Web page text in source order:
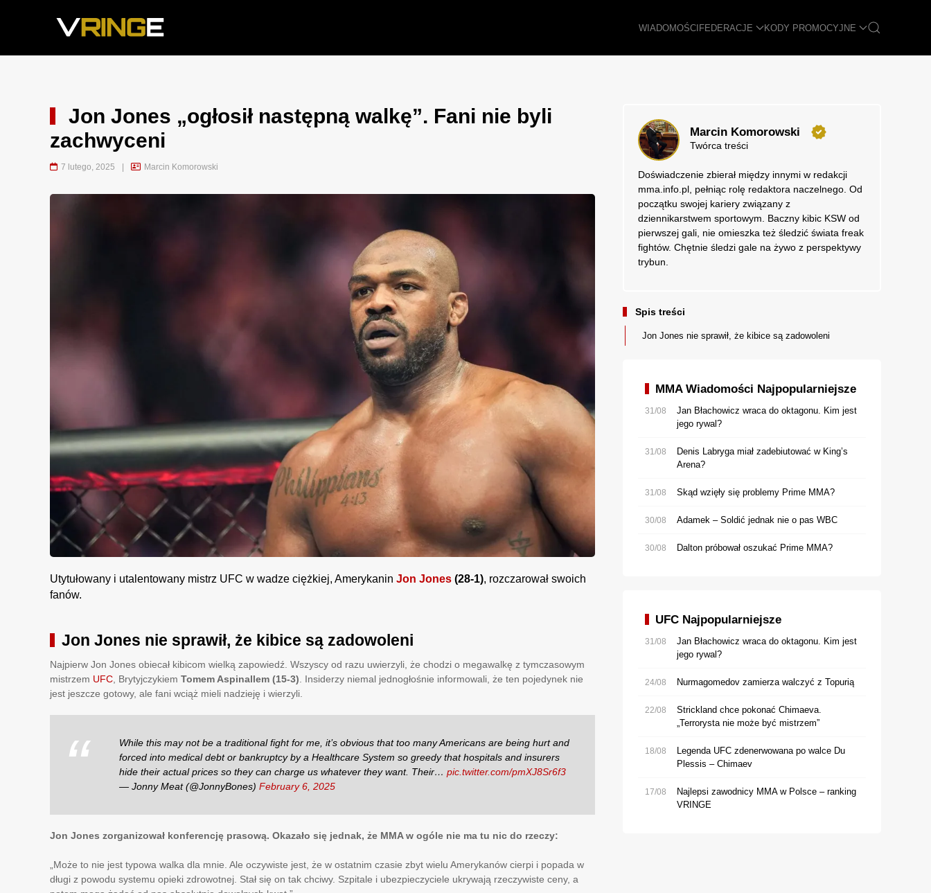
WIADOMOŚCIFEDERACJE KODY PROMOCYJNE
Jon Jones „ogłosił następną walkę”. Fani nie byli
zachwyceni
7 lutego, 2025 | Marcin Komorowski
Utytułowany i utalentowany mistrz UFC w wadze ciężkiej, Amerykanin Jon Jones (28-1), rozczarował swoich
fanów.
Jon Jones nie sprawił, że kibice są zadowoleni
Najpierw Jon Jones obiecał kibicom wielką zapowiedź. Wszyscy od razu uwierzyli, że chodzi o megawalkę z tymczasowym
mistrzem UFC, Brytyjczykiem Tomem Aspinallem (15-3). Insiderzy niemal jednogłośnie informowali, że ten pojedynek nie
jest jeszcze gotowy, ale fani wciąż mieli nadzieję i wierzyli.
While this may not be a traditional fight for me, it’s obvious that too many Americans are being hurt and
forced into medical debt or bankruptcy by a Healthcare System so greedy that hospitals and insurers
hide their actual prices so they can charge us whatever they want. Their… pic.twitter.com/pmXJ8Sr6f3
— Jonny Meat (@JonnyBones) February 6, 2025
Jon Jones zorganizował konferencję prasową. Okazało się jednak, że MMA w ogóle nie ma tu nic do rzeczy:
„Może to nie jest typowa walka dla mnie. Ale oczywiste jest, że w ostatnim czasie zbyt wielu Amerykanów cierpi i popada w
długi z powodu systemu opieki zdrowotnej. Stał się on tak chciwy. Szpitale i ubezpieczyciele ukrywają rzeczywiste ceny, a
Marcin Komorowski
Twórca treści
Doświadczenie zbierał między innymi w redakcji
mma.info.pl, pełniąc rolę redaktora naczelnego. Od
początku swojej kariery związany z
dziennikarstwem sportowym. Baczny kibic KSW od
pierwszej gali, nie omieszka też śledzić świata freak
fightów. Chętnie śledzi gale na żywo z perspektywy
trybun.
Spis treści
Jon Jones nie sprawił, że kibice są zadowoleni
MMA Wiadomości Najpopularniejsze
31/08
Jan Błachowicz wraca do oktagonu. Kim jest
jego rywal?
31/08
Denis Labryga miał zadebiutować w King’s
Arena?
31/08 Skąd wzięły się problemy Prime MMA?
30/08 Adamek – Soldić jednak nie o pas WBC
30/08 Dalton próbował oszukać Prime MMA?
UFC Najpopularniejsze
31/08
Jan Błachowicz wraca do oktagonu. Kim jest
jego rywal?
24/08 Nurmagomedov zamierza walczyć z Topurią
22/08
Strickland chce pokonać Chimaeva.
„Terrorysta nie może być mistrzem”
18/08
Legenda UFC zdenerwowana po walce Du
Plessis – Chimaev
17/08
Najlepsi zawodnicy MMA w Polsce – ranking
VRINGE